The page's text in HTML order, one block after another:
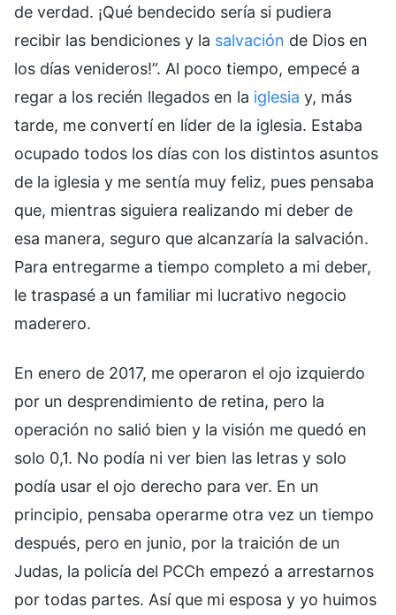
de verdad. ¡Qué bendecido sería si pudiera
recibir las bendiciones y la salvación de Dios en
los días venideros!”. Al poco tiempo, empecé a
regar a los recién llegados en la iglesia y, más
tarde, me convertí en líder de la iglesia. Estaba
ocupado todos los días con los distintos asuntos
de la iglesia y me sentía muy feliz, pues pensaba
que, mientras siguiera realizando mi deber de
esa manera, seguro que alcanzaría la salvación.
Para entregarme a tiempo completo a mi deber,
le traspasé a un familiar mi lucrativo negocio
maderero.
En enero de 2017, me operaron el ojo izquierdo
por un desprendimiento de retina, pero la
operación no salió bien y la visión me quedó en
solo 0,1. No podía ni ver bien las letras y solo
podía usar el ojo derecho para ver. En un
principio, pensaba operarme otra vez un tiempo
después, pero en junio, por la traición de un
Judas, la policía del PCCh empezó a arrestarnos
por todas partes. Así que mi esposa y yo huimos